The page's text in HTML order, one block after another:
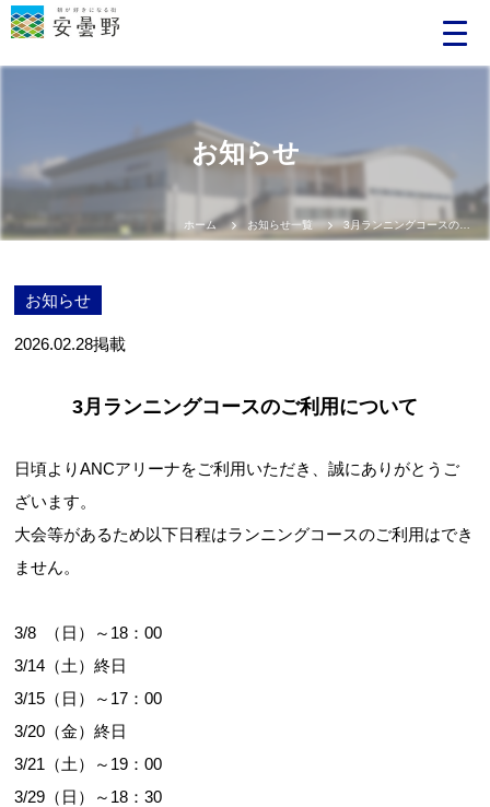
お知らせ
ホーム お知らせ一覧 3月ランニングコースのご利用について
お知らせ
2026.02.28掲載
3月ランニングコースのご利用について
日頃よりANCアリーナをご利用いただき、誠にありがとうご
ざいます。
大会等があるため以下日程はランニングコースのご利用はでき
ません。
3/8 （日）～18：00
3/14（土）終日
3/15（日）～17：00
3/20（金）終日
3/21（土）～19：00
3/29（日）～18：30